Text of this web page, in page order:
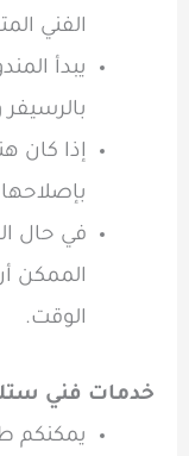
الفني
يبدأ
إذا كان
في حال
الممكن
الوقت.
خدمات فني
يمكنكم